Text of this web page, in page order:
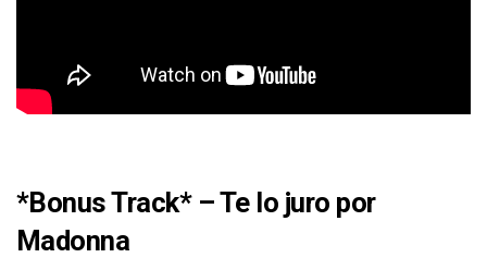
*Bonus Track* – Te lo juro por
Madonna